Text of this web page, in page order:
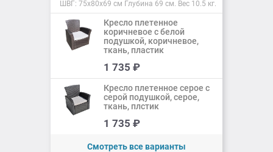
ШВГ: 75х80х69 см Глубина 69 см. Вес 10.5 кг.
Добавлено
Кресло плетенное
коричневое с белой
подушкой, коричневое,
ткань, пластик
1 735 ₽
Добавить
Кресло плетенное серое с
серой подушкой, серое,
ткань, плстик
1 735 ₽
Смотреть все варианты